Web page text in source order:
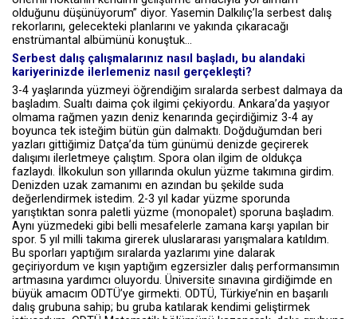
olduğunu düşünüyorum” diyor. Yasemin Dalkılıç’la serbest dalış
rekorlarını, gelecekteki planlarını ve yakında çıkaracağı
enstrümantal albümünü konuştuk…
Serbest dalış çalışmalarınız nasıl başladı, bu alandaki
kariyerinizde ilerlemeniz nasıl gerçekleşti?
3-4 yaşlarında yüzmeyi öğrendiğim sıralarda serbest dalmaya da
başladım. Sualtı daima çok ilgimi çekiyordu. Ankara’da yaşıyor
olmama rağmen yazın deniz kenarında geçirdiğimiz 3-4 ay
boyunca tek isteğim bütün gün dalmaktı. Doğduğumdan beri
yazları gittiğimiz Datça’da tüm günümü denizde geçirerek
dalışımı ilerletmeye çalıştım. Spora olan ilgim de oldukça
fazlaydı. İlkokulun son yıllarında okulun yüzme takımına girdim.
Denizden uzak zamanımı en azından bu şekilde suda
değerlendirmek istedim. 2-3 yıl kadar yüzme sporunda
yarıştıktan sonra paletli yüzme (monopalet) sporuna başladım.
Aynı yüzmedeki gibi belli mesafelerle zamana karşı yapılan bir
spor. 5 yıl milli takıma girerek uluslararası yarışmalara katıldım.
Bu sporları yaptığım sıralarda yazlarımı yine dalarak
geçiriyordum ve kışın yaptığım egzersizler dalış performansımın
artmasına yardımcı oluyordu. Üniversite sınavına girdiğimde en
büyük amacım ODTÜ’ye girmekti. ODTÜ, Türkiye’nin en başarılı
dalış grubuna sahip; bu gruba katılarak kendimi geliştirmek